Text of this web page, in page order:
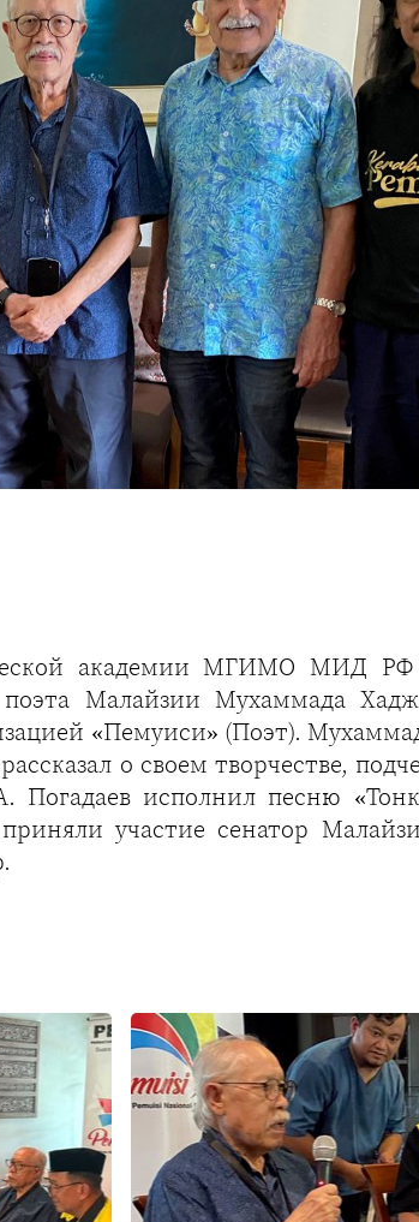
академии МГИМО МИД
Малайзии Мухаммада
«Пемуиси» (Поэт).
о своем творчестве,
Погадаев исполнил песню
участие сенатор